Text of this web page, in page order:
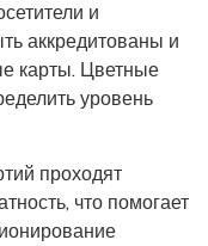
и
аккредитованы и
карты. Цветные
уровень
проходят
что помогает